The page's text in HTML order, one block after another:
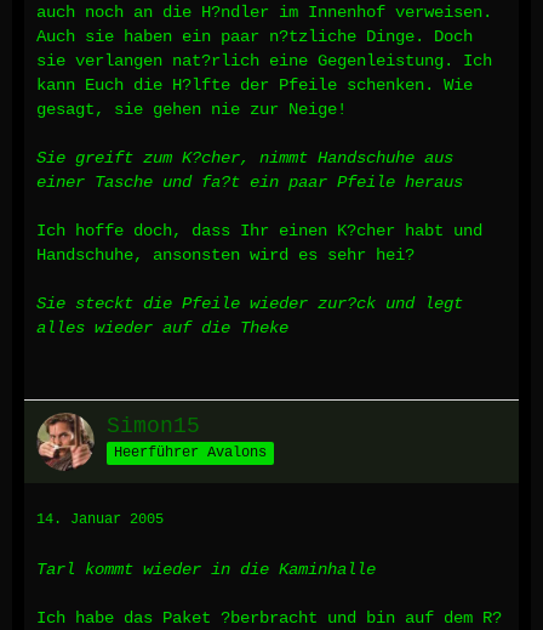
auch noch an die H?ndler im Innenhof verweisen.
Auch sie haben ein paar n?tzliche Dinge. Doch
sie verlangen nat?rlich eine Gegenleistung. Ich
kann Euch die H?lfte der Pfeile schenken. Wie
gesagt, sie gehen nie zur Neige!
Sie greift zum K?cher, nimmt Handschuhe aus
einer Tasche und fa?t ein paar Pfeile heraus
Ich hoffe doch, dass Ihr einen K?cher habt und
Handschuhe, ansonsten wird es sehr hei?
Sie steckt die Pfeile wieder zur?ck und legt
alles wieder auf die Theke
Simon15
Heerführer Avalons
14. Januar 2005
Tarl kommt wieder in die Kaminhalle
Ich habe das Paket ?berbracht und bin auf dem R?